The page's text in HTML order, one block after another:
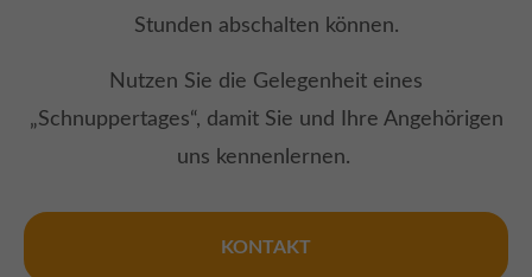
Stunden abschalten können.
Nutzen Sie die Gelegenheit eines
„Schnuppertages“, damit Sie und Ihre Angehörigen
uns kennenlernen.
KONTAKT